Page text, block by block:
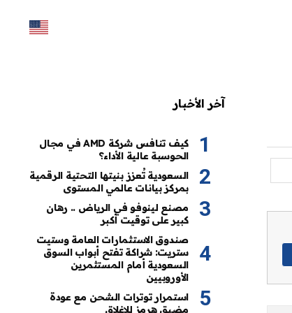
آخر الأخبار
كيف تنافس شركة AMD في مجال
الحوسبة عالية الأداء؟
السعودية تُعزز بنيتها التحتية الرقمية
بمركز بيانات عالمي المستوى
مصنع لينوفو في الرياض .. رهان
كبير على توقيت أكبر
صندوق الاستثمارات العامة وستيت
ستريت: شراكة تفتح أبواب السوق
السعودية أمام المستثمرين
الأوروبيين
استمرار توترات الشحن مع عودة
مضيق هرمز للإغلاق